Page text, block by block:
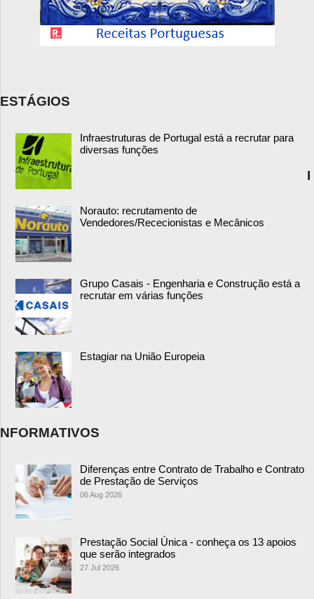
ESTÁGIOS
Infraestruturas de Portugal está a recrutar para
diversas funções
Norauto: recrutamento de
Vendedores/Rececionistas e Mecânicos
Grupo Casais - Engenharia e Construção está a
recrutar em várias funções
Estagiar na União Europeia
I
NFORMATIVOS
Diferenças entre Contrato de Trabalho e Contrato
de Prestação de Serviços
06 Aug 2026
Prestação Social Única - conheça os 13 apoios
que serão integrados
27 Jul 2026